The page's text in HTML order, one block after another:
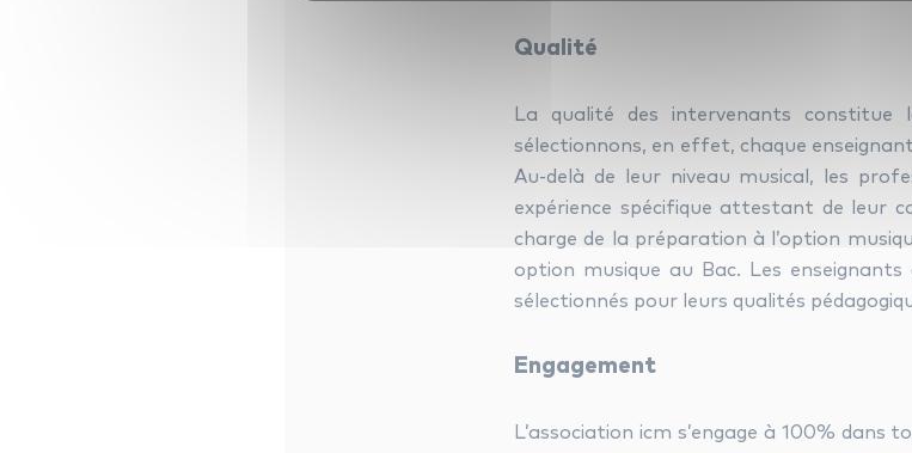
Qualité
La qualité des intervenants constitue
sélectionnons, en effet, chaque
Au-delà de leur niveau musical, les
expérience spécifique attestant de leur
charge de la préparation à l’option
option musique au Bac. Les
sélectionnés pour leurs qualités
Engagement
L’association icm s’engage à 100% dans